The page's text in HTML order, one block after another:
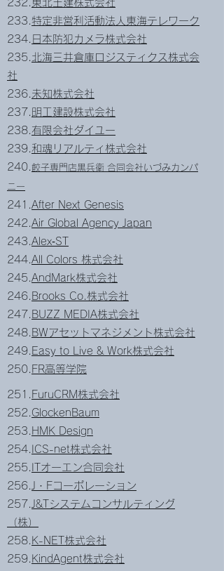
232. 東北土建株式会社
233.特定非営利活動法人東海テレワーク
234. 日本防犯カメラ株式会社
235. 北海三井倉庫ロジスティクス株式会
社
236. 未知株式会社
237. 明工建設株式会社
238. 有限会社ダイユー
239.和魂リアルティ株式会社
240.餃子専門店黒兵衛 合同会社いづみカンパ
ニー
241.After Next Genesis
242.Air Global Agency Japan
243.Alex‐ST
244.All Colors 株式会社
245.AndMark株式会社
246. Brooks Co.株式会社
247. BUZZ MEDIA株式会社
248. BWアセットマネジメント株式会社
249. Easy to Live & Work株式会社
250. FR高等学院
251. FuruCRM株式会社
252. GlockenBaum
253. HMK Design
254. ICS-net株式会社
255.
ITオーエン合同会社
256. J・Fコーポレーション
257. J&Tシステムコンサルティング
（株）
258. K-NET株式会社
259. KindAgent株式会社